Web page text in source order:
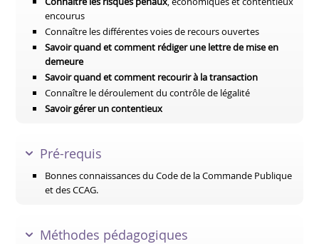
encourus
Connaître les différentes voies de recours ouvertes
Savoir quand et comment rédiger une lettre de mise en
demeure
Savoir quand et comment recourir à la transaction
Connaître le déroulement du contrôle de légalité
Savoir gérer un contentieux
Pré-requis
Bonnes connaissances du Code de la Commande Publique
et des CCAG.
Méthodes pédagogiques